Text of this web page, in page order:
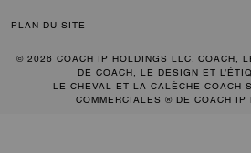
PLAN DU SITE
© 2026 COACH IP HOLDINGS LLC. COACH,
DE COACH, LE DESIGN ET
LE CHEVAL ET LA CALÈCHE COACH
COMMERCIALES ® DE COACH IP